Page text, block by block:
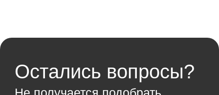
Остались вопросы?